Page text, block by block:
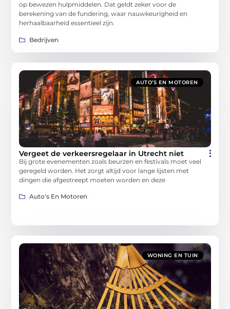
op bewezen hulpmiddelen. Dat geldt zeker voor de
berekening van de fundering, waar nauwkeurigheid en
herhaalbaarheid essentieel zijn.
Bedrijven
AUTO’S EN MOTOREN
Vergeet de verkeersregelaar in Utrecht niet
Bij grote evenementen zoals beurzen en festivals moet veel
geregeld worden. Het zorgt altijd voor lange lijsten met
dingen die afgestreept moeten worden en deze
Auto’s En Motoren
WONING EN TUIN